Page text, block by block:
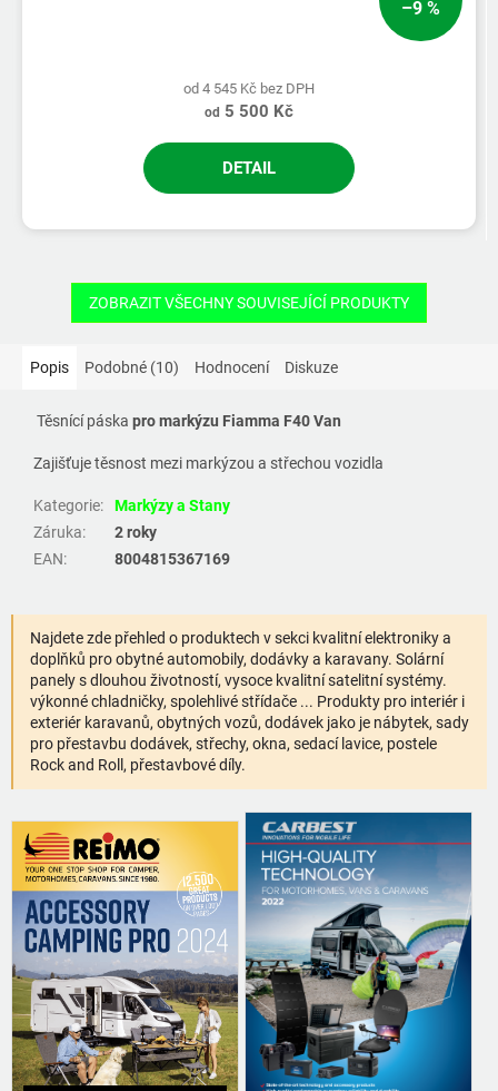
–9 %
od 4 545 Kč bez DPH
od 5 500 Kč
DETAIL
ZOBRAZIT VŠECHNY SOUVISEJÍCÍ PRODUKTY
Popis Podobné (10) Hodnocení Diskuze
Těsnící páska pro markýzu Fiamma F40 Van
Zajišťuje těsnost mezi markýzou a střechou vozidla
Kategorie:
Markýzy a Stany
Záruka:
2 roky
EAN: 8004815367169
Najdete zde přehled o produktech v sekci kvalitní elektroniky a
doplňků pro obytné automobily, dodávky a karavany. Solární
panely s dlouhou životností, vysoce kvalitní satelitní systémy.
výkonné chladničky, spolehlivé střídače ... Produkty pro interiér i
exteriér karavanů, obytných vozů, dodávek jako je nábytek, sady
pro přestavbu dodávek, střechy, okna, sedací lavice, postele
Rock and Roll, přestavbové díly.